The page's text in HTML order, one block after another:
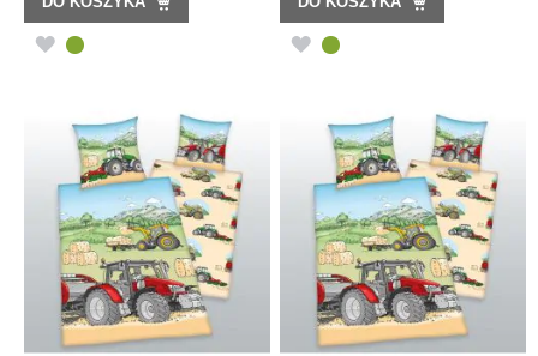
DODAJ
LISTY
ŻYCZEŃ
DODAJ
LISTY
ŻYCZEŃ